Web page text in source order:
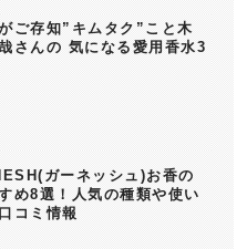
ご存知”キムタク”こと木
さんの 気になる愛用香水3
ガーネッシュ)お香の
め8選！人気の種類や使い
コミ情報